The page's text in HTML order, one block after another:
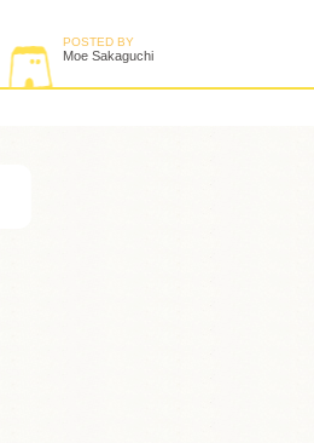
POSTED BY
Moe Sakaguchi